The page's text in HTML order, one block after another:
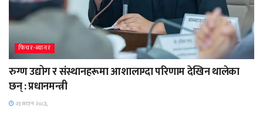
फिचर-ब्यानर
रुग्ण उद्योग र संस्थानहरूमा आशालाग्दा परिणाम देखिन थालेका
छन् : प्रधानमन्त्री
२३ साउन २०८३,